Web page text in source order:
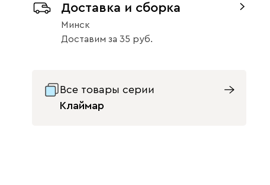
2611
(Midnight)
Доставка и сборка
Минск
Доставим за 35
Все товары серии
Клаймар